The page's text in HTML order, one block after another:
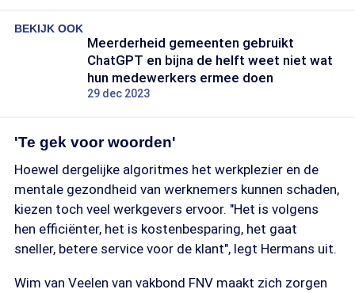
BEKIJK OOK
Meerderheid gemeenten gebruikt
ChatGPT en bijna de helft weet niet wat
hun medewerkers ermee doen
29 dec 2023
'Te gek voor woorden'
Hoewel dergelijke algoritmes het werkplezier en de
mentale gezondheid van werknemers kunnen schaden,
kiezen toch veel werkgevers ervoor. "Het is volgens
hen efficiënter, het is kostenbesparing, het gaat
sneller, betere service voor de klant", legt Hermans uit.
Wim van Veelen van vakbond FNV maakt zich zorgen